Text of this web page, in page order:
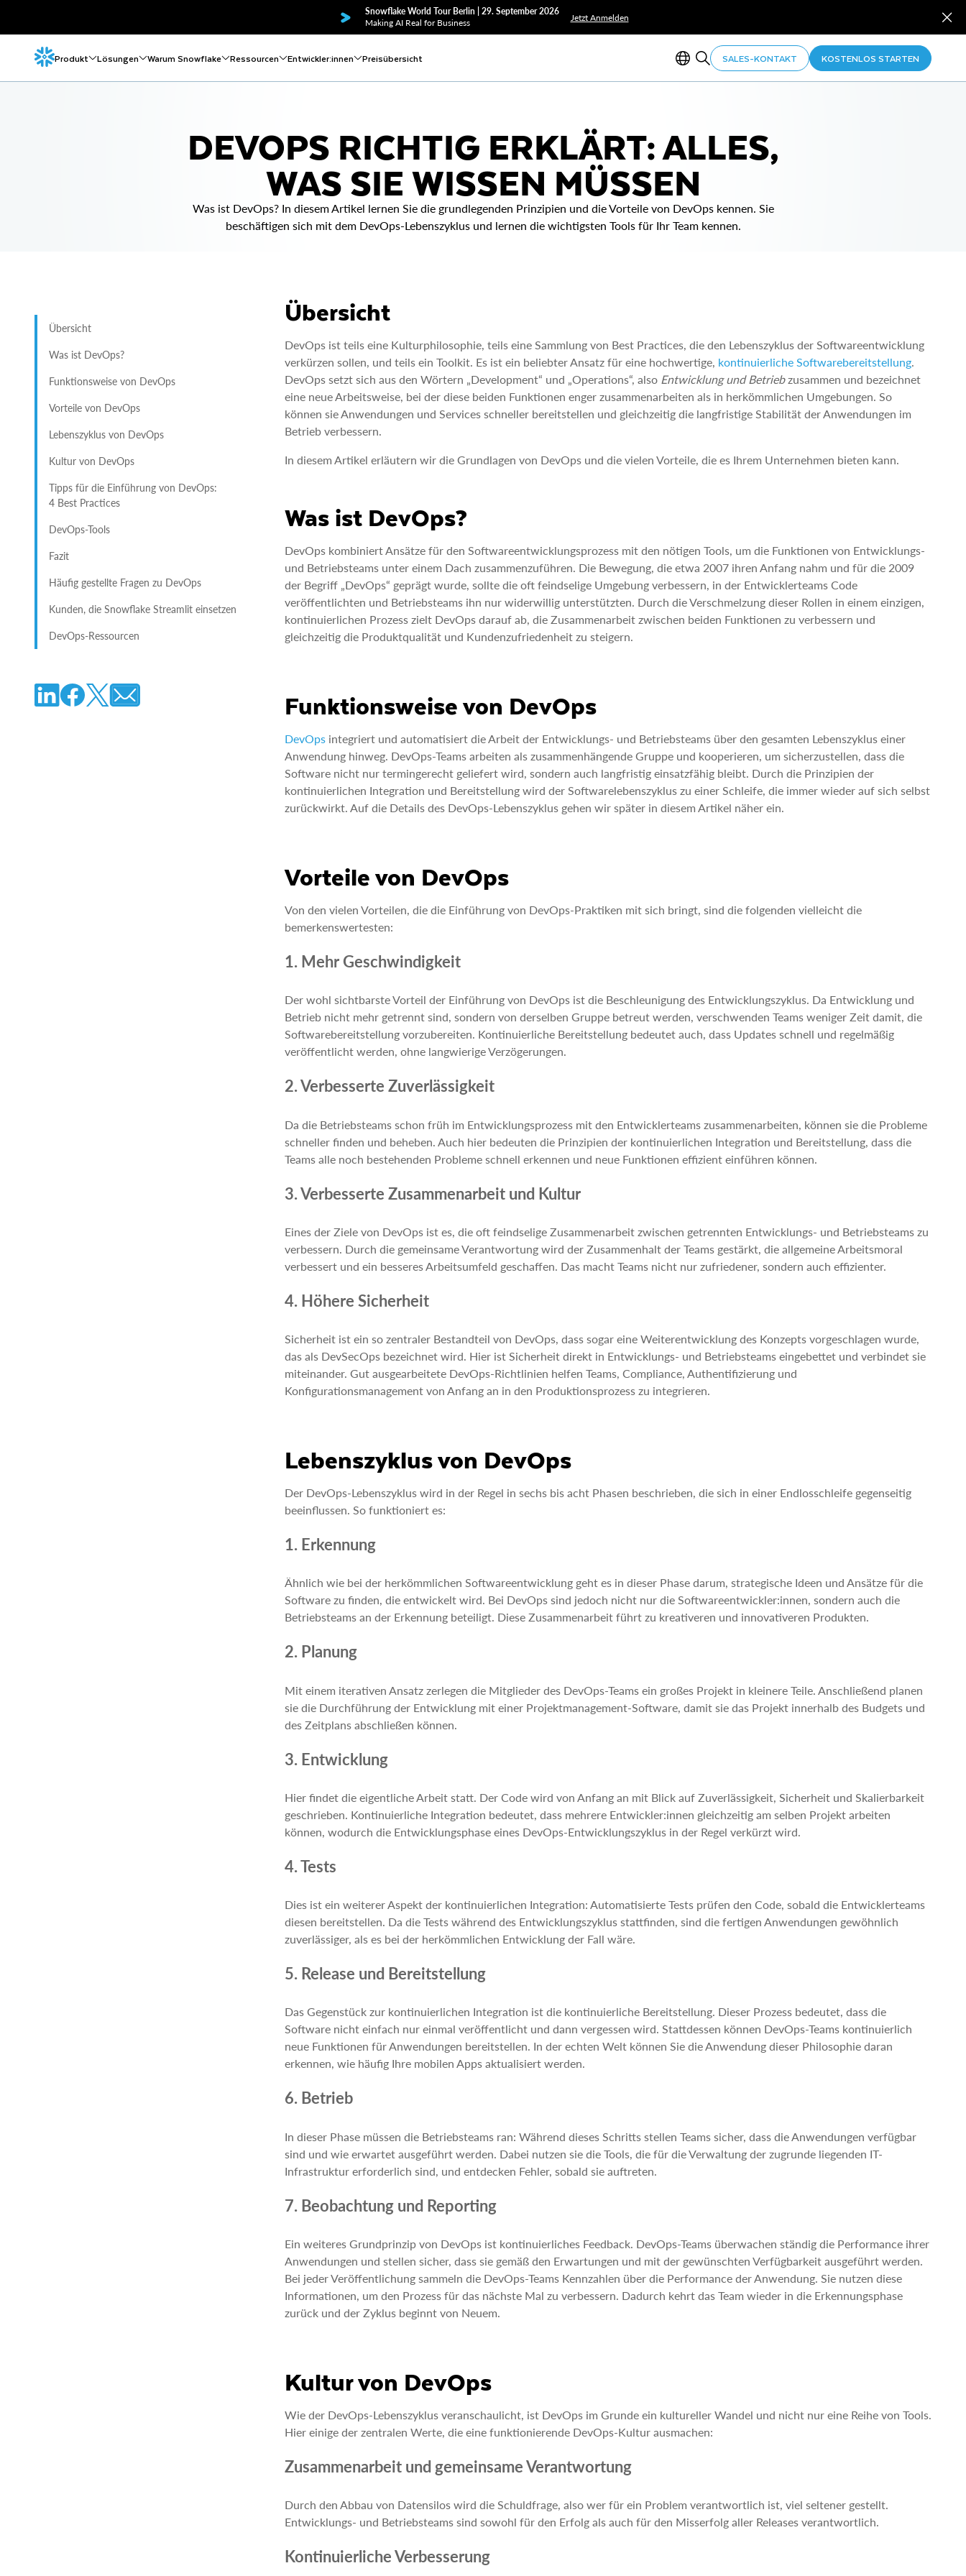
Snowflake World Tour Berlin | 29. September 2026
Making AI Real for Business
Jetzt Anmelden
Produkt Lösungen Warum Snowflake Ressourcen Entwickler:innen Preisübersicht SALES-KONTAKT KOSTENLOS STARTEN
DEVOPS RICHTIG ERKLÄRT: ALLES,
WAS SIE WISSEN MÜSSEN
Was ist DevOps? In diesem Artikel lernen Sie die grundlegenden Prinzipien und die Vorteile von DevOps kennen. Sie
beschäftigen sich mit dem DevOps-Lebenszyklus und lernen die wichtigsten Tools für Ihr Team kennen.
Übersicht
Was ist DevOps?
Funktionsweise von DevOps
Vorteile von DevOps
Lebenszyklus von DevOps
Kultur von DevOps
Tipps für die Einführung von DevOps:
4 Best Practices
DevOps-Tools
Fazit
Häufig gestellte Fragen zu DevOps
Kunden, die Snowflake Streamlit einsetzen
DevOps-Ressourcen
Übersicht
DevOps ist teils eine Kulturphilosophie, teils eine Sammlung von Best Practices, die den Lebenszyklus der Softwareentwicklung
verkürzen sollen, und teils ein Toolkit. Es ist ein beliebter Ansatz für eine hochwertige, kontinuierliche Softwarebereitstellung.
DevOps setzt sich aus den Wörtern „Development“ und „Operations“, also Entwicklung und Betriebzusammen und bezeichnet
eine neue Arbeitsweise, bei der diese beiden Funktionen enger zusammenarbeiten als in herkömmlichen Umgebungen. So
können sie Anwendungen und Services schneller bereitstellen und gleichzeitig die langfristige Stabilität der Anwendungen im
Betrieb verbessern.
In diesem Artikel erläutern wir die Grundlagen von DevOps und die vielen Vorteile, die es Ihrem Unternehmen bieten kann.
Was ist DevOps?
DevOps kombiniert Ansätze für den Softwareentwicklungsprozess mit den nötigen Tools, um die Funktionen von Entwicklungs-
und Betriebsteams unter einem Dach zusammenzuführen. Die Bewegung, die etwa 2007 ihren Anfang nahm und für die 2009
der Begriff „DevOps“ geprägt wurde, sollte die oft feindselige Umgebung verbessern, in der Entwicklerteams Code
veröffentlichten und Betriebsteams ihn nur widerwillig unterstützten. Durch die Verschmelzung dieser Rollen in einem einzigen,
kontinuierlichen Prozess zielt DevOps darauf ab, die Zusammenarbeit zwischen beiden Funktionen zu verbessern und
gleichzeitig die Produktqualität und Kundenzufriedenheit zu steigern.
Funktionsweise von DevOps
DevOps integriert und automatisiert die Arbeit der Entwicklungs- und Betriebsteams über den gesamten Lebenszyklus einer
Anwendung hinweg. DevOps-Teams arbeiten als zusammenhängende Gruppe und kooperieren, um sicherzustellen, dass die
Software nicht nur termingerecht geliefert wird, sondern auch langfristig einsatzfähig bleibt. Durch die Prinzipien der
kontinuierlichen Integration und Bereitstellung wird der Softwarelebenszyklus zu einer Schleife, die immer wieder auf sich selbst
zurückwirkt. Auf die Details des DevOps-Lebenszyklus gehen wir später in diesem Artikel näher ein.
Vorteile von DevOps
Von den vielen Vorteilen, die die Einführung von DevOps-Praktiken mit sich bringt, sind die folgenden vielleicht die
bemerkenswertesten:
1. Mehr Geschwindigkeit
Der wohl sichtbarste Vorteil der Einführung von DevOps ist die Beschleunigung des Entwicklungszyklus. Da Entwicklung und
Betrieb nicht mehr getrennt sind, sondern von derselben Gruppe betreut werden, verschwenden Teams weniger Zeit damit, die
Softwarebereitstellung vorzubereiten. Kontinuierliche Bereitstellung bedeutet auch, dass Updates schnell und regelmäßig
veröffentlicht werden, ohne langwierige Verzögerungen.
2. Verbesserte Zuverlässigkeit
Da die Betriebsteams schon früh im Entwicklungsprozess mit den Entwicklerteams zusammenarbeiten, können sie die Probleme
schneller finden und beheben. Auch hier bedeuten die Prinzipien der kontinuierlichen Integration und Bereitstellung, dass die
Teams alle noch bestehenden Probleme schnell erkennen und neue Funktionen effizient einführen können.
3. Verbesserte Zusammenarbeit und Kultur
Eines der Ziele von DevOps ist es, die oft feindselige Zusammenarbeit zwischen getrennten Entwicklungs- und Betriebsteams zu
verbessern. Durch die gemeinsame Verantwortung wird der Zusammenhalt der Teams gestärkt, die allgemeine Arbeitsmoral
verbessert und ein besseres Arbeitsumfeld geschaffen. Das macht Teams nicht nur zufriedener, sondern auch effizienter.
4. Höhere Sicherheit
Sicherheit ist ein so zentraler Bestandteil von DevOps, dass sogar eine Weiterentwicklung des Konzepts vorgeschlagen wurde,
das als DevSecOps bezeichnet wird. Hier ist Sicherheit direkt in Entwicklungs- und Betriebsteams eingebettet und verbindet sie
miteinander. Gut ausgearbeitete DevOps-Richtlinien helfen Teams, Compliance, Authentifizierung und
Konfigurationsmanagement von Anfang an in den Produktionsprozess zu integrieren.
Lebenszyklus von DevOps
Der DevOps-Lebenszyklus wird in der Regel in sechs bis acht Phasen beschrieben, die sich in einer Endlosschleife gegenseitig
beeinflussen. So funktioniert es:
1. Erkennung
Ähnlich wie bei der herkömmlichen Softwareentwicklung geht es in dieser Phase darum, strategische Ideen und Ansätze für die
Software zu finden, die entwickelt wird. Bei DevOps sind jedoch nicht nur die Softwareentwickler:innen, sondern auch die
Betriebsteams an der Erkennung beteiligt. Diese Zusammenarbeit führt zu kreativeren und innovativeren Produkten.
2. Planung
Mit einem iterativen Ansatz zerlegen die Mitglieder des DevOps-Teams ein großes Projekt in kleinere Teile. Anschließend planen
sie die Durchführung der Entwicklung mit einer Projektmanagement-Software, damit sie das Projekt innerhalb des Budgets und
des Zeitplans abschließen können.
3. Entwicklung
Hier findet die eigentliche Arbeit statt. Der Code wird von Anfang an mit Blick auf Zuverlässigkeit, Sicherheit und Skalierbarkeit
geschrieben. Kontinuierliche Integration bedeutet, dass mehrere Entwickler:innen gleichzeitig am selben Projekt arbeiten
können, wodurch die Entwicklungsphase eines DevOps-Entwicklungszyklus in der Regel verkürzt wird.
4. Tests
Dies ist ein weiterer Aspekt der kontinuierlichen Integration: Automatisierte Tests prüfen den Code, sobald die Entwicklerteams
diesen bereitstellen. Da die Tests während des Entwicklungszyklus stattfinden, sind die fertigen Anwendungen gewöhnlich
zuverlässiger, als es bei der herkömmlichen Entwicklung der Fall wäre.
5. Release und Bereitstellung
Das Gegenstück zur kontinuierlichen Integration ist die kontinuierliche Bereitstellung. Dieser Prozess bedeutet, dass die
Software nicht einfach nur einmal veröffentlicht und dann vergessen wird. Stattdessen können DevOps-Teams kontinuierlich
neue Funktionen für Anwendungen bereitstellen. In der echten Welt können Sie die Anwendung dieser Philosophie daran
erkennen, wie häufig Ihre mobilen Apps aktualisiert werden.
6. Betrieb
In dieser Phase müssen die Betriebsteams ran: Während dieses Schritts stellen Teams sicher, dass die Anwendungen verfügbar
sind und wie erwartet ausgeführt werden. Dabei nutzen sie die Tools, die für die Verwaltung der zugrunde liegenden IT-
Infrastruktur erforderlich sind, und entdecken Fehler, sobald sie auftreten.
7. Beobachtung und Reporting
Ein weiteres Grundprinzip von DevOps ist kontinuierliches Feedback. DevOps-Teams überwachen ständig die Performance ihrer
Anwendungen und stellen sicher, dass sie gemäß den Erwartungen und mit der gewünschten Verfügbarkeit ausgeführt werden.
Bei jeder Veröffentlichung sammeln die DevOps-Teams Kennzahlen über die Performance der Anwendung. Sie nutzen diese
Informationen, um den Prozess für das nächste Mal zu verbessern. Dadurch kehrt das Team wieder in die Erkennungsphase
zurück und der Zyklus beginnt von Neuem.
Kultur von DevOps
Wie der DevOps-Lebenszyklus veranschaulicht, ist DevOps im Grunde ein kultureller Wandel und nicht nur eine Reihe von Tools.
Hier einige der zentralen Werte, die eine funktionierende DevOps-Kultur ausmachen:
Zusammenarbeit und gemeinsame Verantwortung
Durch den Abbau von Datensilos wird die Schuldfrage, also wer für ein Problem verantwortlich ist, viel seltener gestellt.
Entwicklungs- und Betriebsteams sind sowohl für den Erfolg als auch für den Misserfolg aller Releases verantwortlich.
Kontinuierliche Verbesserung